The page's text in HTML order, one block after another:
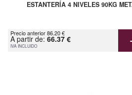
ESTANTERÍA 4 NIVELES 90KG
Precio anterior 86.20 €
A partir de: 66.37 €
IVA INCLUIDO